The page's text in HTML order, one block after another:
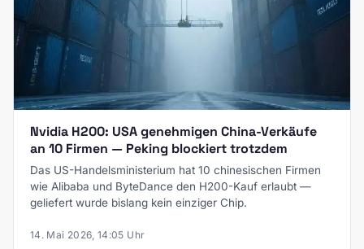
Nvidia H200: USA genehmigen China-Verkäufe
an 10 Firmen — Peking blockiert trotzdem
Das US-Handelsministerium hat 10 chinesischen Firmen
wie Alibaba und ByteDance den H200-Kauf erlaubt —
geliefert wurde bislang kein einziger Chip.
14. Mai 2026, 14:05 Uhr